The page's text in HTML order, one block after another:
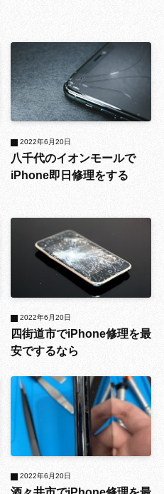
八千代のイオンモールで
iPhone即日修理をする
2022年6月20日
四街道市でiPhone修理を最
安でするなら
2022年6月20日
2022年6月20日